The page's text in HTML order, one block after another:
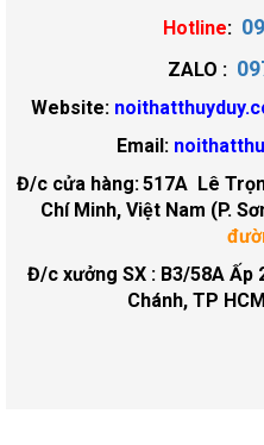
Hotline:
ZALO :
Website:
Email:
Đ/c cửa hàng:517A Lê
Chí Minh, Việt Nam (P.
Đ/c xưởng SX : B3/58A Ấp
Chánh, TP